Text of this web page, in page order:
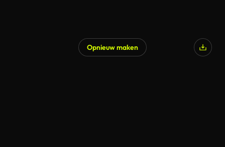
Opnieuw maken